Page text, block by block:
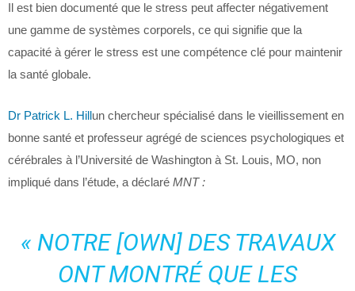
Il est bien documenté que le stress peut affecter négativement
une gamme de systèmes corporels, ce qui signifie que la
capacité à gérer le stress est une compétence clé pour maintenir
la santé globale.
Dr Patrick L. Hillun chercheur spécialisé dans le vieillissement en
bonne santé et professeur agrégé de sciences psychologiques et
cérébrales à l’Université de Washington à St. Louis, MO, non
impliqué dans l’étude, a déclaré MNT :
« NOTRE [OWN] DES TRAVAUX
ONT MONTRÉ QUE LES